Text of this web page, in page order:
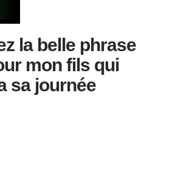
la belle phrase
mon fils qui
sa journée